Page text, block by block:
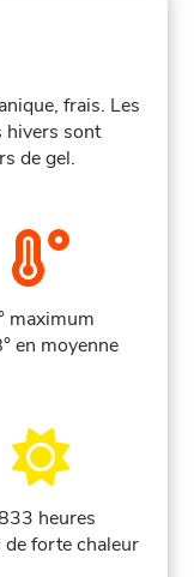
frais. Les
hivers sont
de gel.
maximum
en moyenne
heures
forte chaleur